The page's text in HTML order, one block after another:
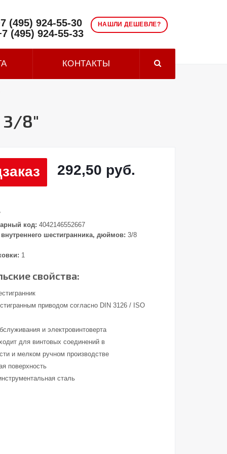
НАШЛИ ДЕШЕВЛЕ?
(495) 924-55-30
(495) 924-55-33
КОНТАКТЫ
3/8"
292,50 руб.
код: 4042146552667
шестигранника, дюймов: 3/8
1
свойства:
приводом согласно DIN 3126 / ISO
и электровинтоверта
для винтовых соединений в
и мелком ручном производстве
поверхность
сталь